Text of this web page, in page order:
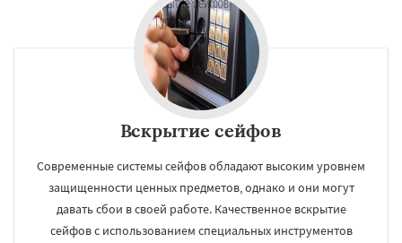
Вскрытие сейфов
Современные системы сейфов обладают высоким уровнем
защищенности ценных предметов, однако и они могут
давать сбои в своей работе. Качественное вскрытие
сейфов с использованием специальных инструментов